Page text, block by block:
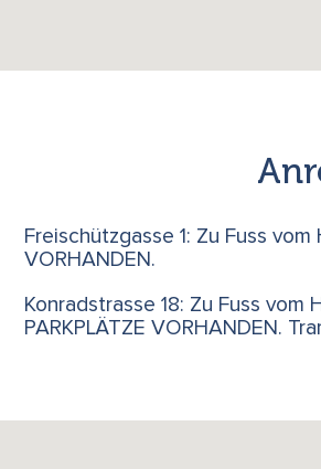
Freischützgasse 1: Zu Fuss vom
VORHANDEN.
Konradstrasse 18: Zu Fuss vom
PARKPLÄTZE VORHANDEN.